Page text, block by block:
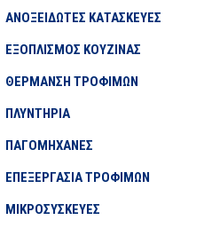
ΑΝΟΞΕΙΔΩΤΕΣ ΚΑΤΑΣΚΕΥΕΣ
ΕΞΟΠΛΙΣΜΟΣ ΚΟΥΖΙΝΑΣ
ΘΕΡΜΑΝΣΗ ΤΡΟΦΙΜΩΝ
ΠΛΥΝΤΗΡΙΑ
ΠΑΓΟΜΗΧΑΝΕΣ
ΕΠΕΞΕΡΓΑΣΙΑ ΤΡΟΦΙΜΩΝ
ΜΙΚΡΟΣΥΣΚΕΥΕΣ